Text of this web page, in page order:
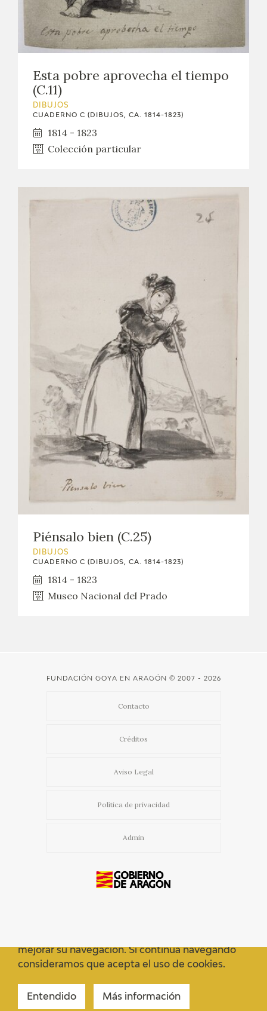
RECURSOS EDUCATIVOS
FICHAS ARASAAC
Esta pobre aprovecha el tiempo
(C.11)
DIBUJOS
CUADERNO C (DIBUJOS, CA. 1814-1823)
1814 - 1823
Colección particular
Piénsalo bien (C.25)
DIBUJOS
CUADERNO C (DIBUJOS, CA. 1814-1823)
1814 - 1823
Museo Nacional del Prado
FUNDACIÓN GOYA EN ARAGÓN © 2007 - 2026
Contacto
Créditos
Aviso Legal
Política de privacidad
Admin
mejorar su navegación. Si continua navegando
consideramos que acepta el uso de cookies.
Entendido Más información